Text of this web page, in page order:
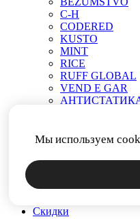
Мы используем
C-H
CODERED
KUSTO
MINT
RICE
RUFF GLOBAL
VEND E GAR
РОДИНА
ФИТИЛЬ
Новинки
Скидки